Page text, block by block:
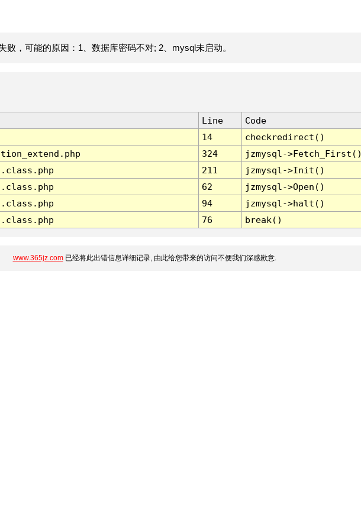
败，可能的原因：1、数据库密码不对; 2、mysql未启动。
Line
Code
14
checkredirect()
324
jzmysql-
211
jzmysql->Init()
62
jzmysql->Open()
94
jzmysql->halt()
76 break()
www.365jz.com已经将此出错信息详细记录, 由此给您带来的访问不便我们深感歉意.